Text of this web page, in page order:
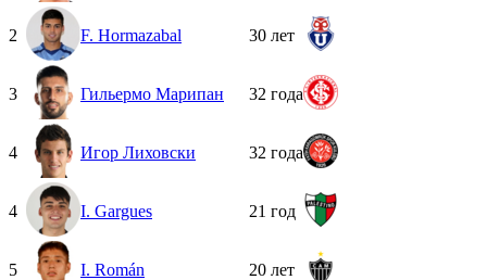
2 F. Hormazabal 30 лет
3 Гильермо Марипан 32 года
4 Игор Лиховски 32 года
4 I. Gargues 21 год
5 I. Román 20 лет